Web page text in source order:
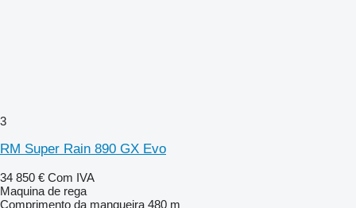
3
RM Super Rain 890 GX Evo
34 850 € Com IVA
Maquina de rega
Comprimento da mangueira 480 m